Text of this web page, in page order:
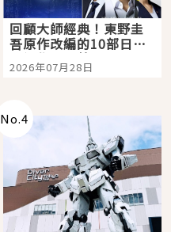
回顧大師經典！東野圭
吾原作改編的10部日本
影視作品推薦
2026年07月28日
No.4